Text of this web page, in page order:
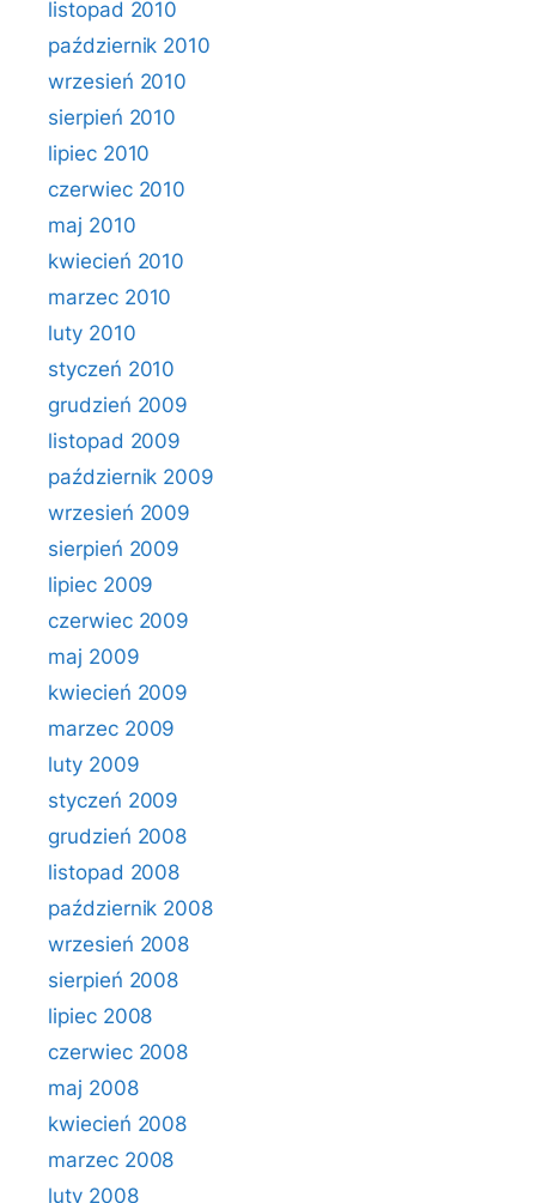
listopad 2010
październik 2010
wrzesień 2010
sierpień 2010
lipiec 2010
czerwiec 2010
maj 2010
kwiecień 2010
marzec 2010
luty 2010
styczeń 2010
grudzień 2009
listopad 2009
październik 2009
wrzesień 2009
sierpień 2009
lipiec 2009
czerwiec 2009
maj 2009
kwiecień 2009
marzec 2009
luty 2009
styczeń 2009
grudzień 2008
listopad 2008
październik 2008
wrzesień 2008
sierpień 2008
lipiec 2008
czerwiec 2008
maj 2008
kwiecień 2008
marzec 2008
luty 2008